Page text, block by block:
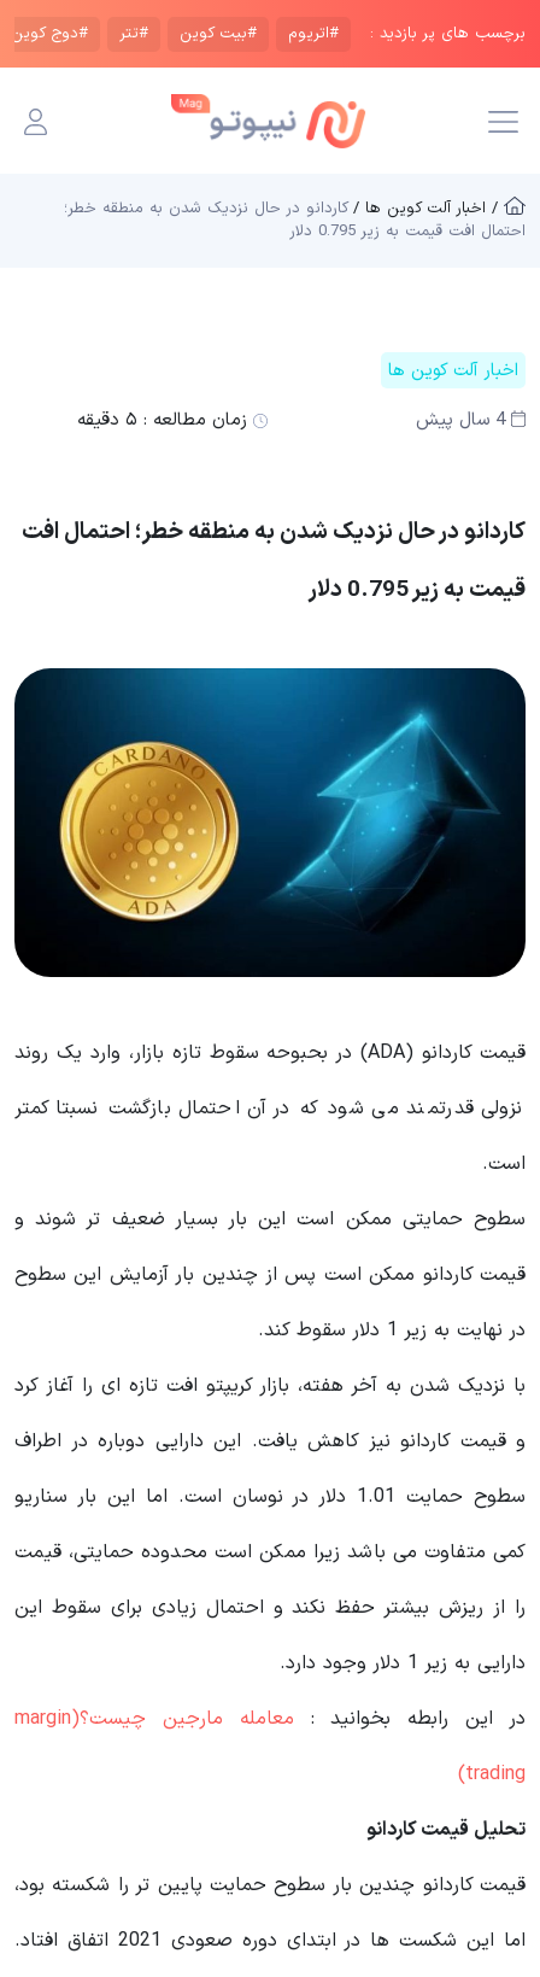
برچسب های پر بازدید : #اتریوم #بیت کوین #تتر #دوج کوین
/ اخبار آلت کوین ها /کاردانو در حال نزدیک شدن به منطقه خطر؛
احتمال افت قیمت به زیر 0.795 دلار
اخبار آلت کوین ها
4 سال پیش
زمان مطالعه : ۵ دقیقه
کاردانو در حال نزدیک شدن به منطقه خطر؛ احتمال افت
قیمت به زیر 0.795 دلار
قیمت کاردانو (ADA) در بحبوحه سقوط تازه بازار، وارد یک روند
نزولی قدرتمند می شود که در آن احتمال بازگشت نسبتا کمتر
است.
سطوح حمایتی ممکن است این بار بسیار ضعیف تر شوند و
قیمت کاردانو ممکن است پس از چندین بار آزمایش این سطوح
در نهایت به زیر 1 دلار سقوط کند.
با نزدیک شدن به آخر هفته، بازار کریپتو افت تازه ای را آغاز کرد
و قیمت کاردانو نیز کاهش یافت. این دارایی دوباره در اطراف
سطوح حمایت 1.01 دلار در نوسان است. اما این بار سناریو
کمی متفاوت می باشد زیرا ممکن است محدوده حمایتی، قیمت
را از ریزش بیشتر حفظ نکند و احتمال زیادی برای سقوط این
دارایی به زیر 1 دلار وجود دارد.
در این رابطه بخوانید‌ :
معامله مارجین چیست؟(margin
trading)
تحلیل قیمت کاردانو
قیمت کاردانو چندین بار سطوح حمایت پایین‌ تر را شکسته بود،
اما این شکست ها در ابتدای دوره صعودی 2021 اتفاق افتاد.